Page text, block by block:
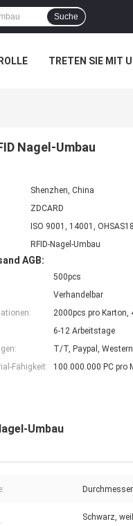
Suche
TRETEN SIE MIT
Nagel-Umbau
Shenzhen, China
ZDCARD
ISO 9001, 14001,
RFID-Nagel-Umbau
AGB:
500pcs
Verhandelbar
2000pcs pro Karton,
6-12 Arbeitstage
T/T, Paypal,
Fähigkeit:
100.000.000 PC pro
Umbau
Schwarz,